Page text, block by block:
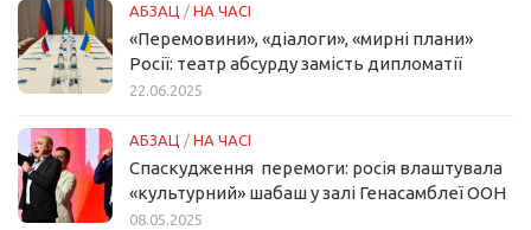
АБЗАЦ / НА ЧАСІ
«Перемовини», «діалоги», «мирні плани»
Росії: театр абсурду замість дипломатії
22.06.2025
АБЗАЦ / НА ЧАСІ
Спаскудження перемоги: росія влаштувала
«культурний» шабаш у залі Генасамблеї ООН
08.05.2025